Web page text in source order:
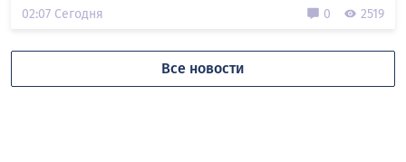
02:07 Сегодня 0 2519
Все новости